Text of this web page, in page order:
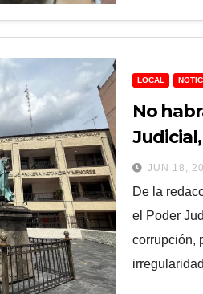
LOCAL
No
JUN 18,
De la
el Poder
corrupción,